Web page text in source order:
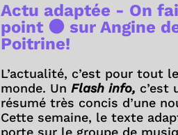
Actu adaptée - On
point ⚫️ sur Angine
Poitrine!
L’actualité, c’est pour tout le
monde. UnFlash info, c’est
résumé très concis d’une
Cette semaine, le texte